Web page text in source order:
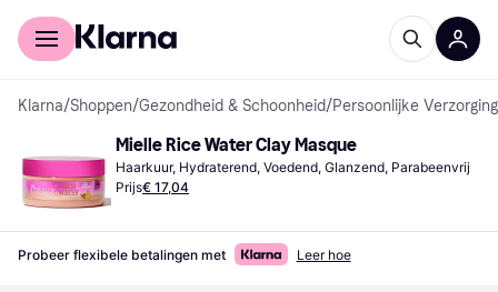
Voor shoppers
Klarna/Shoppen/Gezondheid & Schoonheid/Persoonlijke Verzorging
Mielle Rice Water Clay Masque
Haarkuur, Hydraterend, Voedend, Glanzend, Parabeenvrij
Prijs€ 17,04
Probeer flexibele betalingen met Leer hoe